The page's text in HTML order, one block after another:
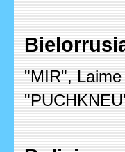
"MIR",